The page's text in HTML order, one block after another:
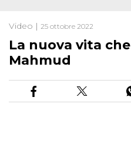
Video | 25 ottobre 2022
La nuova vita
Mahmud